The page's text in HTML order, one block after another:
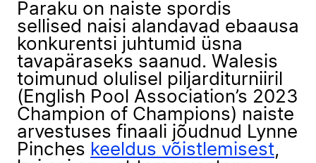
Paraku on naiste spordis
sellised naisi alandavad ebaausa
konkurentsi juhtumid üsna
tavapäraseks saanud. Walesis
toimunud olulisel piljarditurniiril
(English Pool Association’s 2023
Champion of Champions) naiste
arvestuses finaali jõudnud Lynne
Pinches keeldus võistlemisest,